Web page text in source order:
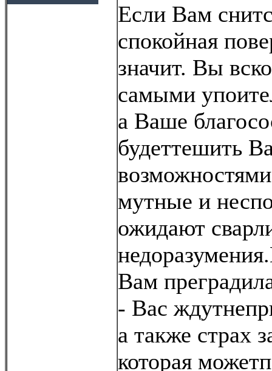
Если Вам
спокойная
значит. Вы
самыми
а Ваше
будеттешить
мутные и
ожидают
Вам
- Вас
а также страх
которая